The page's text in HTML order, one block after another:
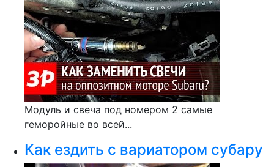
Модуль и свеча под номером 2 самые
геморойные во всей...
Как ездить с вариатором субару